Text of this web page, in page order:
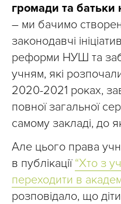
громади та батьки
– ми бачимо
законодавчі
реформи НУШ та
учням, які
2020-2021 роках,
повної загальної
самому закладі, до
Але цього права
в публікації “Хто з
переходити в
розповідало, що